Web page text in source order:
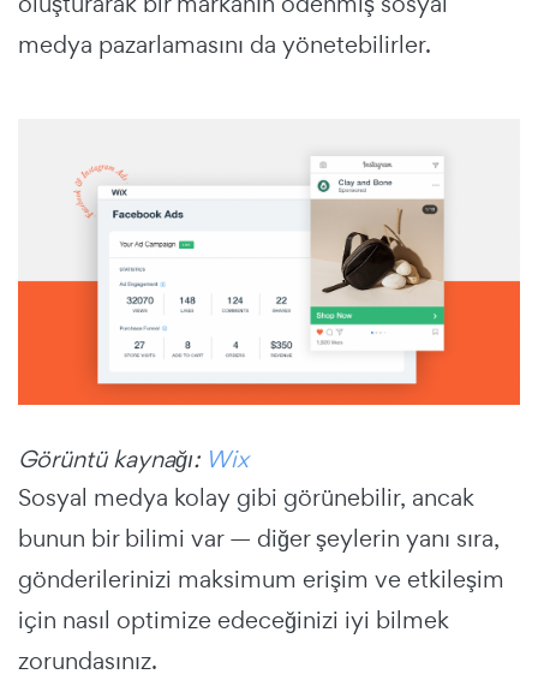
medya pazarlamasını da yönetebilirler.
Görüntü kaynağı: Wix
Sosyal medya kolay gibi görünebilir, ancak
bunun bir bilimi var — diğer şeylerin yanı sıra,
gönderilerinizi maksimum erişim ve etkileşim
için nasıl optimize edeceğinizi iyi bilmek
zorundasınız.